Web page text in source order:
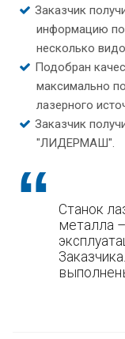
Заказчик
информацию
несколько
Подобран
максимально
лазерного
Заказчик
"ЛИДЕРМАШ".
Станок
металла